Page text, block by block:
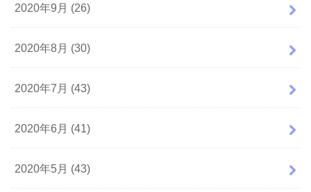
2020年9月 (26)
2020年8月 (30)
2020年7月 (43)
2020年6月 (41)
2020年5月 (43)